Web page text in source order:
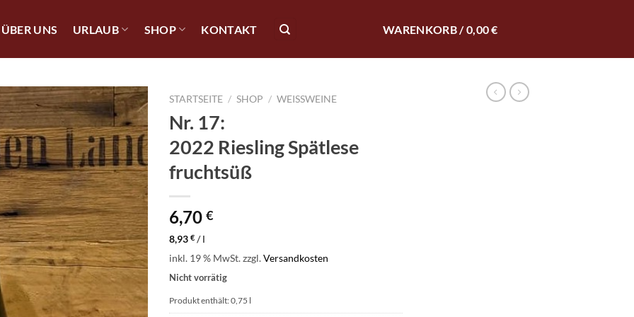
ÜBER UNS URLAUB SHOP KONTAKT WARENKORB /0,00€
STARTSEITE / SHOP / WEISSWEINE
Nr. 17:
2022 Riesling Spätlese
fruchtsüß
6,70 €
8,93 € /l
inkl. 19 % MwSt.zzgl.Versandkosten
Nicht vorrätig
Produkt enthält: 0,75 l